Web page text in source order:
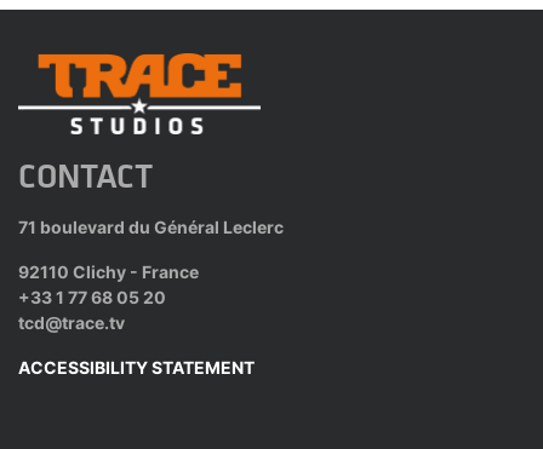
CONTACT
71 boulevard du Général Leclerc
92110 Clichy - France
+33 1 77 68 05 20
tcd@trace.tv
ACCESSIBILITY STATEMENT